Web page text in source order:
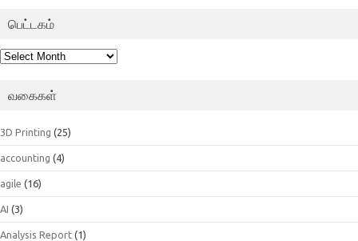
பெட்டகம்
பெட்டகம்
வகைகள்
3D Printing (25)
accounting (4)
agile (16)
AI (3)
Analysis Report (1)